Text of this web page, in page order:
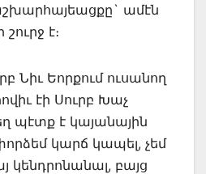
ամէն
է։
Նիւ Եորքում ուսանող
էի Սուրբ Խաչ
պէտք է կայանային
կարճ կապել, չեմ
կենդրոնանալ, բայց